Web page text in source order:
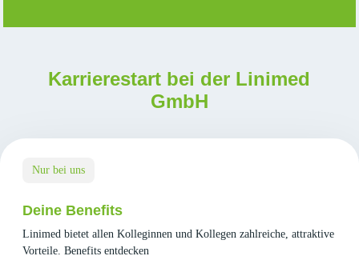
Karrierestart bei der Linimed
GmbH
Nur bei uns
Deine Benefits
Linimed bietet allen Kolleginnen und Kollegen zahlreiche, attraktive
Vorteile. Benefits entdecken